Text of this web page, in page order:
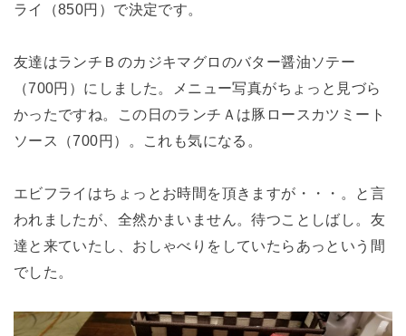
ライ（850円）で決定です。
友達はランチＢのカジキマグロのバター醤油ソテー
（700円）にしました。メニュー写真がちょっと見づら
かったですね。この日のランチＡは豚ロースカツミート
ソース（700円）。これも気になる。
エビフライはちょっとお時間を頂きますが・・・。と言
われましたが、全然かまいません。待つことしばし。友
達と来ていたし、おしゃべりをしていたらあっという間
でした。